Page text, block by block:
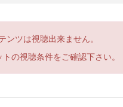
ンツは視聴出来ません。
トの視聴条件をご確認下さい。